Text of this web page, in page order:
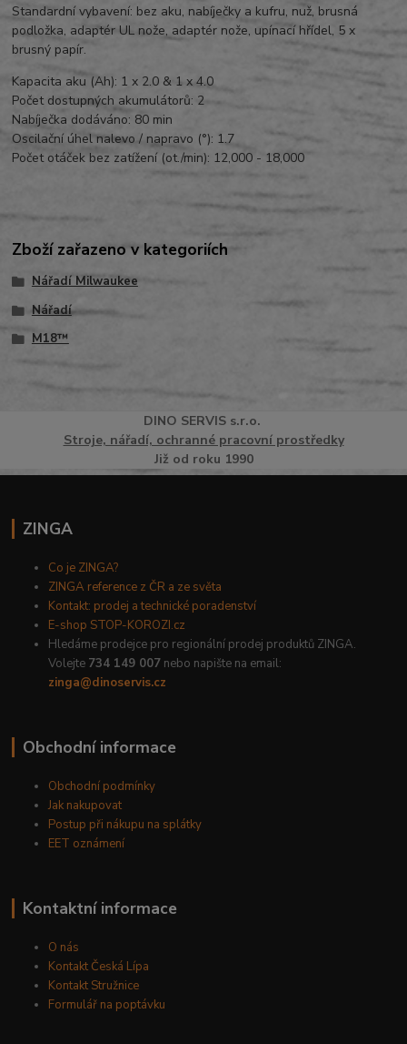
Standardní vybavení: bez aku, nabíječky a kufru, nuž, brusná
podložka, adaptér UL nože, adaptér nože, upínací hřídel, 5 x
brusný papír.
Kapacita aku (Ah): 1 x 2.0 & 1 x 4.0
Počet dostupných akumulátorů: 2
Nabíječka dodáváno: 80 min
Oscilační úhel nalevo / napravo (°): 1.7
Počet otáček bez zatížení (ot./min): 12,000 - 18,000
Zboží zařazeno v kategoriích
Nářadí Milwaukee
Nářadí
M18™
DINO SERVISs.r.o.
Stroje, nářadí, ochranné pracovní prostředky
Již od roku 1990
ZINGA
Co je ZINGA?
ZINGA reference z ČR a ze světa
Kontakt: prodej a technické poradenství
E-shop STOP-KOROZI.cz
Hledáme prodejce pro regionální prodej produktů ZINGA.
Volejte 734 149 007 nebo napište na email:
zinga@dinoservis.cz
Obchodní informace
Obchodní podmínky
Jak nakupovat
Postup při nákupu na splátky
EET oznámení
Kontaktní informace
O nás
Kontakt Česká Lípa
Kontakt Stružnice
Formulář na poptávku